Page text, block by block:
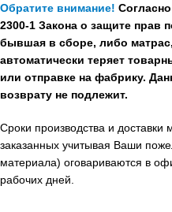
Обратите внимание!
2300-1 Закона о защите прав
бывшая в сборе, либо
автоматически теряет
или отправке на фабрику.
возврату не подлежит.
Сроки производства и доставки
заказанных учитывая Ваши
материала) оговариваются в
рабочих дней.